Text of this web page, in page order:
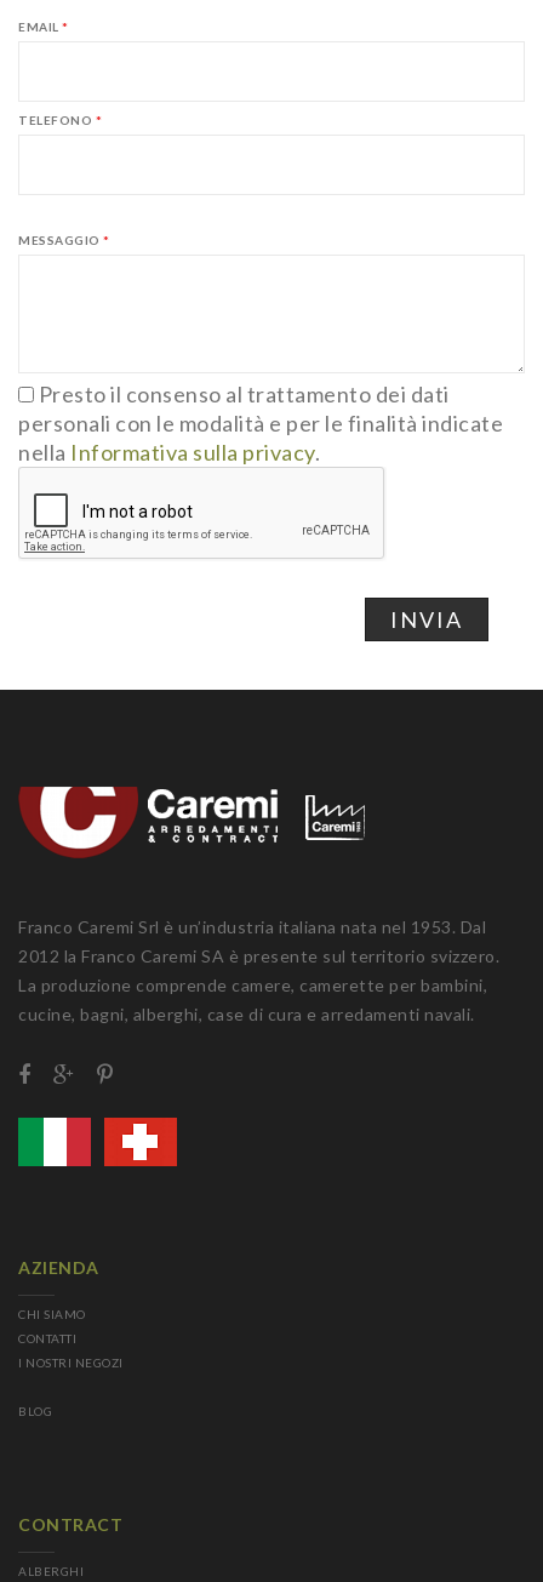
EMAIL *
TELEFONO *
MESSAGGIO *
Presto il consenso al trattamento dei dati
personali con le modalità e per le finalità indicate
nella Informativa sulla privacy.
INVIA
Franco Caremi Srl è un’industria italiana nata nel 1953. Dal
2012 la Franco Caremi SA è presente sul territorio svizzero.
La produzione comprende camere, camerette per bambini,
cucine, bagni, alberghi, case di cura e arredamenti navali.
AZIENDA
CHI SIAMO
CONTATTI
I NOSTRI NEGOZI
BLOG
CONTRACT
ALBERGHI